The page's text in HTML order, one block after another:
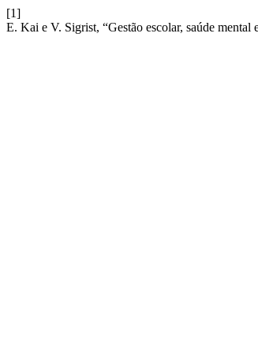
[1]
E. Kai e V. Sigrist, “Gestão escolar, saúde mental